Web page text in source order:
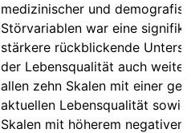
medizinischer und
Störvariablen war eine
stärkere rückblickende
der Lebensqualität auch
allen zehn Skalen mit einer
aktuellen Lebensqualität
Skalen mit höherem